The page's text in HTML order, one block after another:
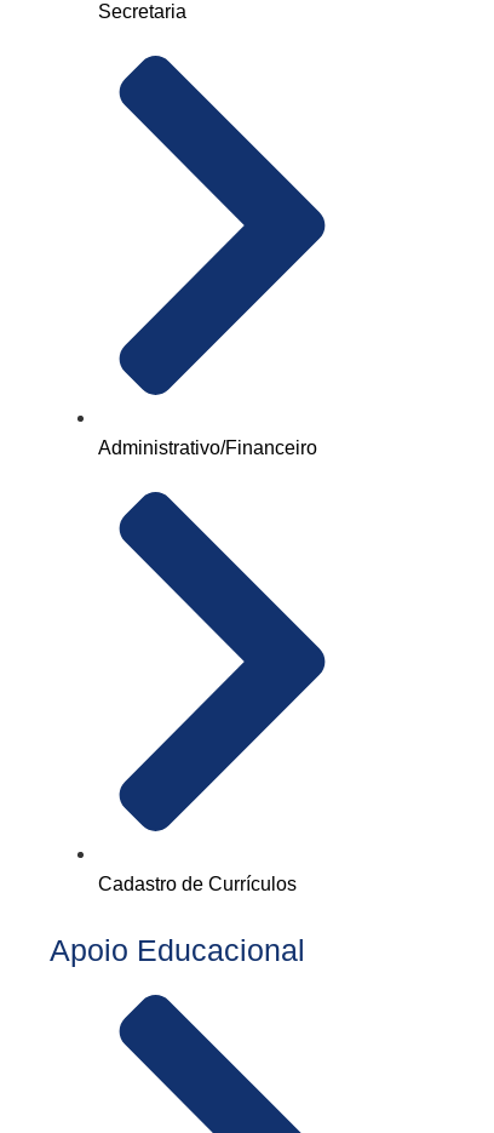
Secretaria
Administrativo/Financeiro
Cadastro de Currículos
Apoio Educacional